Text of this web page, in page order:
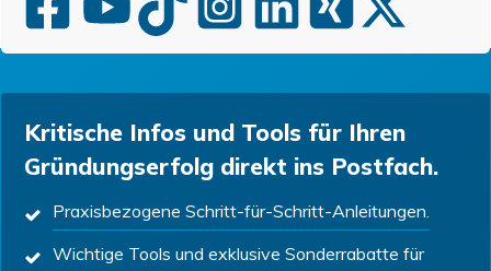
Kritische Infos und Tools für Ihren
Gründungserfolg direkt ins Postfach.
Praxisbezogene Schritt-für-Schritt-Anleitungen.
Wichtige Tools und exklusive Sonderrabatte für